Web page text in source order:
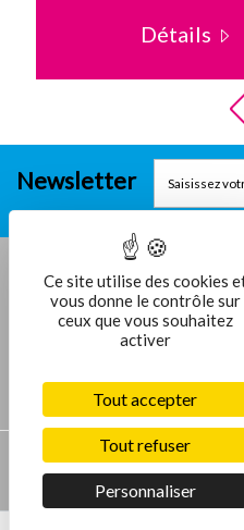
Détails
Newsletter
Informations
Conception et réalisation :
Ce site utilise des cookies
vous donne le contrôle sur
ceux que vous souhaitez
activer
Tout accepter
Tout refuser
Personnaliser